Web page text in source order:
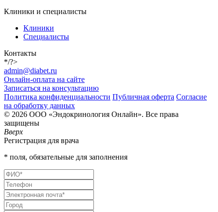
Клиники и специалисты
Клиники
Специалисты
Контакты
*/?>
admin@diabet.ru
Онлайн-оплата на сайте
Записаться на консультацию
Политика конфиденциальности Публичная оферта Согласие
на обработку данных
© 2026 ООО «Эндокринология Онлайн». Все права
защищены
Вверх
Регистрация для врача
* поля, обязательные для заполнения